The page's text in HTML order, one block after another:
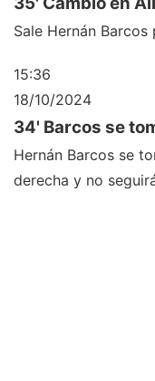
Sale Hernán
15:36
18/10/2024
34' Barcos se
Hernán Barcos se
derecha y no